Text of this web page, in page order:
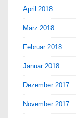
April 2018
März 2018
Februar 2018
Januar 2018
Dezember 2017
November 2017